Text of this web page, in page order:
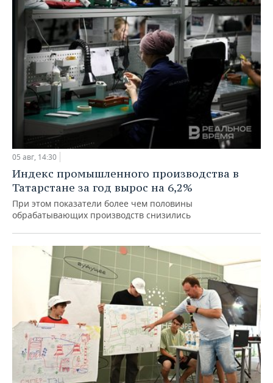
05 авг, 14:30
Индекс промышленного производства в
Татарстане за год вырос на 6,2%
При этом показатели более чем половины
обрабатывающих производств снизились